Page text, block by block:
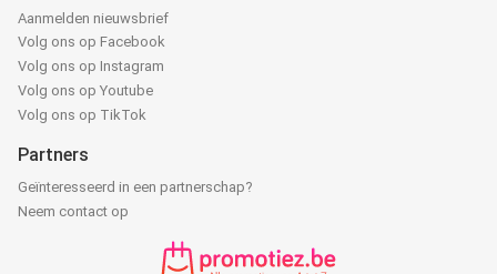
Aanmelden nieuwsbrief
Volg ons op Facebook
Volg ons op Instagram
Volg ons op Youtube
Volg ons op TikTok
Partners
Geïnteresseerd in een partnerschap?
Neem contact op